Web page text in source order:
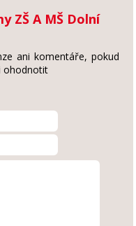
ZŠ A MŠ Dolní
ani komentáře, pokud
ohodnotit